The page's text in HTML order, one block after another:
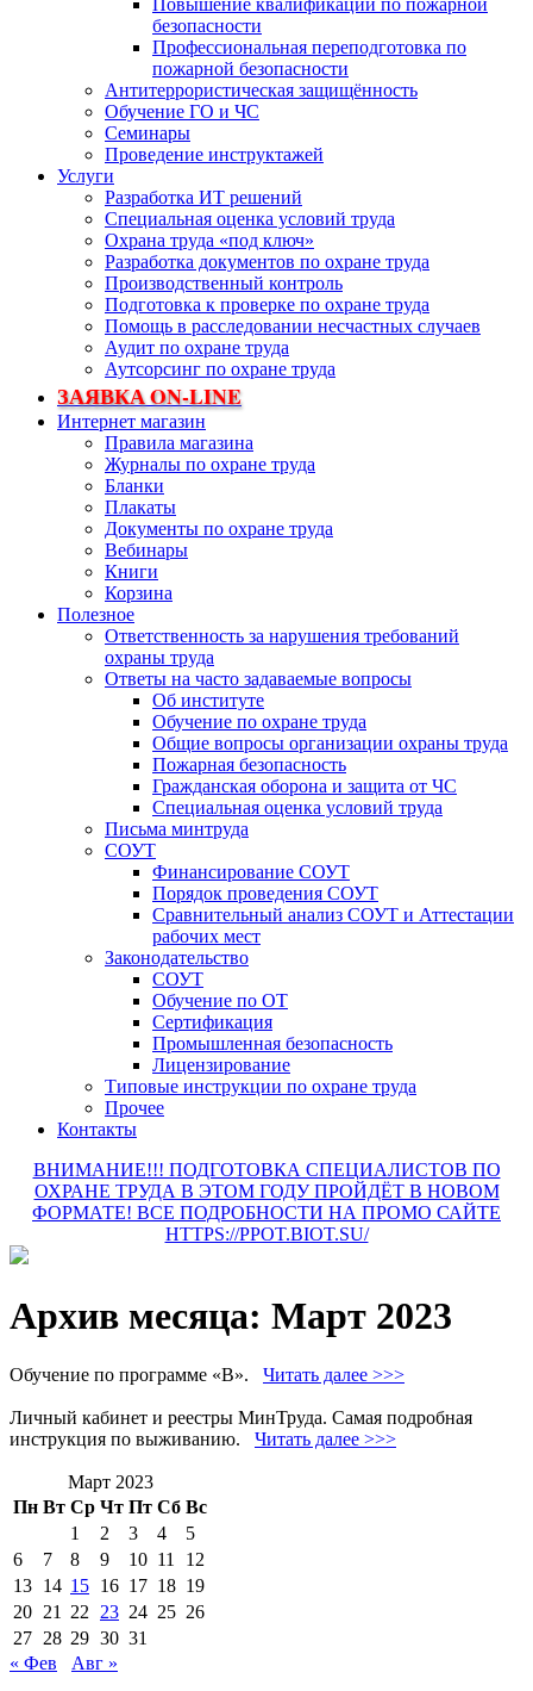
Повышение квалификации по пожарной
безопасности
Профессиональная переподготовка по
пожарной безопасности
Антитеррористическая защищённость
Обучение ГО и ЧС
Семинары
Проведение инструктажей
Услуги
Разработка ИТ решений
Специальная оценка условий труда
Охрана труда «под ключ»
Разработка документов по охране труда
Производственный контроль
Подготовка к проверке по охране труда
Помощь в расследовании несчастных случаев
Аудит по охране труда
Аутсорсинг по охране труда
ЗАЯВКА ON-LINE
Интернет магазин
Правила магазина
Журналы по охране труда
Бланки
Плакаты
Документы по охране труда
Вебинары
Книги
Корзина
Полезное
Ответственность за нарушения требований
охраны труда
Ответы на часто задаваемые вопросы
Об институте
Обучение по охране труда
Общие вопросы организации охраны труда
Пожарная безопасность
Гражданская оборона и защита от ЧС
Специальная оценка условий труда
Письма минтруда
СОУТ
Финансирование СОУТ
Порядок проведения СОУТ
Сравнительный анализ СОУТ и Аттестации
рабочих мест
Законодательство
СОУТ
Обучение по ОТ
Сертификация
Промышленная безопасность
Лицензирование
Типовые инструкции по охране труда
Прочее
Контакты
ВНИМАНИЕ!!! ПОДГОТОВКА СПЕЦИАЛИСТОВ ПО
ОХРАНЕ ТРУДА В ЭТОМ ГОДУ ПРОЙДЁТ В НОВОМ
ФОРМАТЕ! ВСЕ ПОДРОБНОСТИ НА ПРОМО САЙТЕ
HTTPS://PPOT.BIOT.SU/
Архив месяца: Март 2023
Обучение по программе «В». Читать далее >>>
Личный кабинет и реестры МинТруда. Самая подробная
инструкция по выживанию. Читать далее >>>
Март 2023
Пн Вт Ср Чт Пт Сб Вс
1
2 3 4
5
6
7 8 9 10 11
12
13 14 15 16 17 18 19
20 21 22 23 24 25 26
27 28 29 30 31
« Фев
Авг »